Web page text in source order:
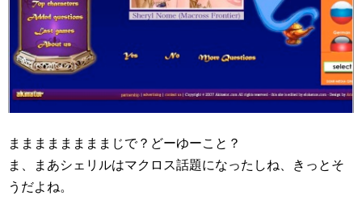
ままままままままじで？どーゆーこと？
ま、まあシェリルはマクロス話題になったしね、きっとそ
うだよね。